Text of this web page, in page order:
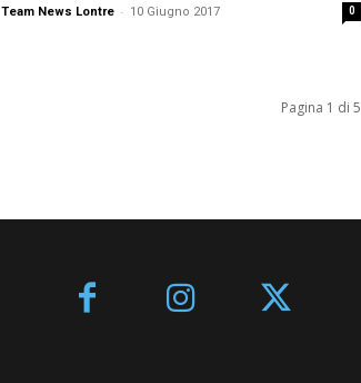
Team News Lontre - 10 Giugno 2017 0
Pagina 1 di 5